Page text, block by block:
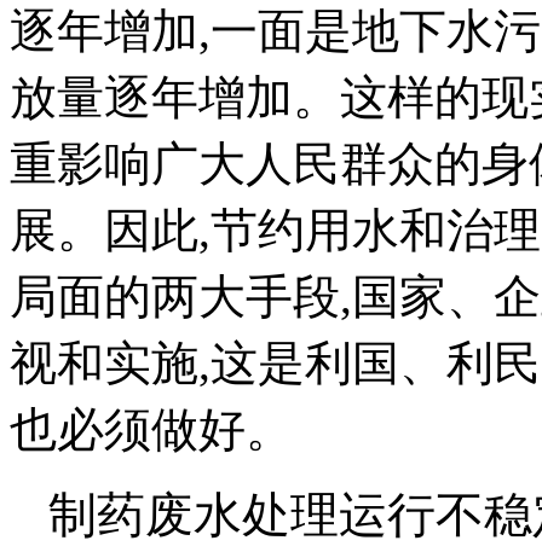
逐年增加,一面是地下水
放量逐年增加。这样的
重影响广大人民群众的
展。因此,节约用水和治
局面的两大手段,国家、
视和实施,这是利国、利
也必须做好。
制药废水处理运行不